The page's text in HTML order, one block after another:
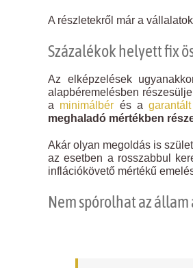
A részletekről már a
Százalékok helyett fix
Az elképzelések
alapbéremelésben
a minimálbér és a
meghaladó mértékben
Akár olyan megoldás is
az esetben a rosszabbul
inflációkövető mértékű
Nem spórolhat az